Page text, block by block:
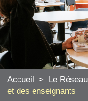
Accueil > Le Réseau
et des enseignants